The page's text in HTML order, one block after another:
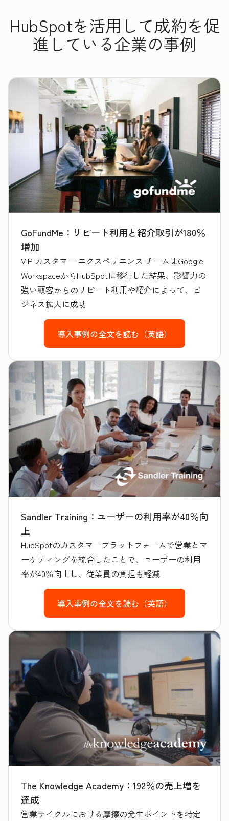
HubSpotを活用して成約を促
進している企業の事例
GoFundMe：リピート利用と紹介取引が180％
増加
VIP カスタマー エクスペリエンス チームはGoogle
WorkspaceからHubSpotに移行した結果、影響力の
強い顧客からのリピート利用や紹介によって、ビ
ジネス拡大に成功
導入事例の全文を読む（英語）
Sandler Training：ユーザーの利用率が40％向
上
HubSpotのカスタマープラットフォームで営業とマ
ーケティングを統合したことで、ユーザーの利用
率が40％向上し、従業員の負担も軽減
導入事例の全文を読む（英語）
The Knowledge Academy：192％の売上増を
達成
営業サイクルにおける摩擦の発生ポイントを特定